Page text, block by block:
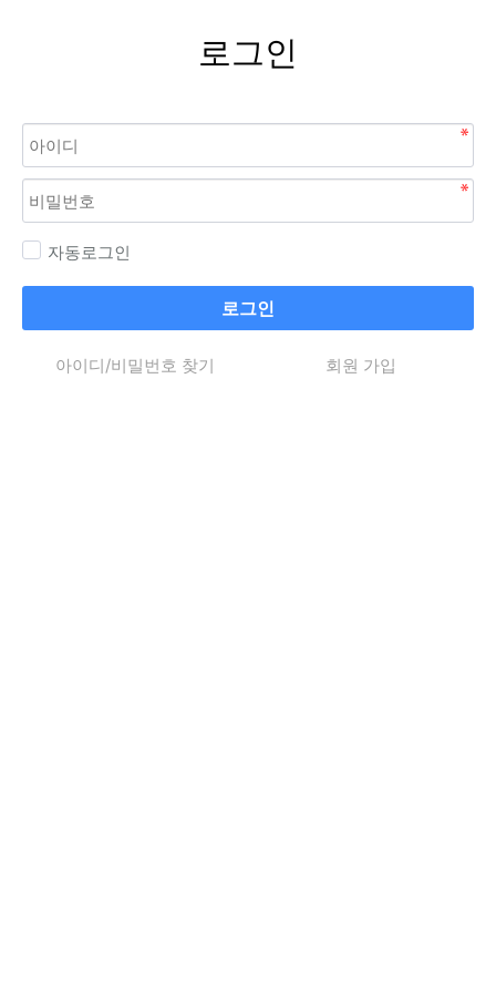
로그인
자동로그인
로그인
아이디/비밀번호 찾기 회원 가입